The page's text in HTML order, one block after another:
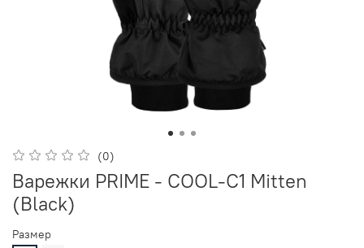
(0)
Варежки PRIME - COOL-C1 Mitten
(Black)
Размер